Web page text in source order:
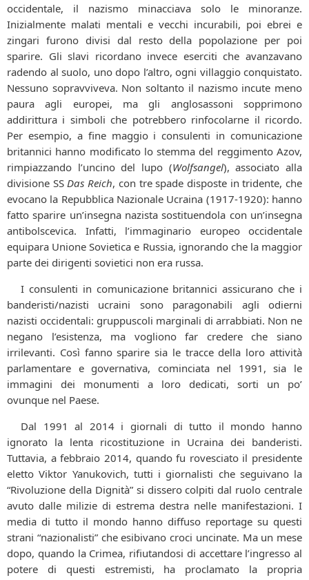
occidentale, il nazismo minacciava solo le minoranze.
Inizialmente malati mentali e vecchi incurabili, poi ebrei e
zingari furono divisi dal resto della popolazione per poi
sparire. Gli slavi ricordano invece eserciti che avanzavano
radendo al suolo, uno dopo l’altro, ogni villaggio conquistato.
Nessuno sopravviveva. Non soltanto il nazismo incute meno
paura agli europei, ma gli anglosassoni sopprimono
addirittura i simboli che potrebbero rinfocolarne il ricordo.
Per esempio, a fine maggio i consulenti in comunicazione
britannici hanno modificato lo stemma del reggimento Azov,
rimpiazzando l’uncino del lupo (Wolfsangel), associato alla
divisione SSDas Reich, con tre spade disposte in tridente, che
evocano la Repubblica Nazionale Ucraina (1917-1920): hanno
fatto sparire un’insegna nazista sostituendola con un’insegna
antibolscevica. Infatti, l’immaginario europeo occidentale
equipara Unione Sovietica e Russia, ignorando che la maggior
parte dei dirigenti sovietici non era russa.
I consulenti in comunicazione britannici assicurano che i
banderisti/nazisti ucraini sono paragonabili agli odierni
nazisti occidentali: gruppuscoli marginali di arrabbiati. Non ne
negano l’esistenza, ma vogliono far credere che siano
irrilevanti. Così fanno sparire sia le tracce della loro attività
parlamentare e governativa, cominciata nel 1991, sia le
immagini dei monumenti a loro dedicati, sorti un po’
ovunque nel Paese.
Dal 1991 al 2014 i giornali di tutto il mondo hanno
ignorato la lenta ricostituzione in Ucraina dei banderisti.
Tuttavia, a febbraio 2014, quando fu rovesciato il presidente
eletto Viktor Yanukovich, tutti i giornalisti che seguivano la
“Rivoluzione della Dignità” si dissero colpiti dal ruolo centrale
avuto dalle milizie di estrema destra nelle manifestazioni. I
media di tutto il mondo hanno diffuso reportage su questi
strani “nazionalisti” che esibivano croci uncinate. Ma un mese
dopo, quando la Crimea, rifiutandosi di accettare l’ingresso al
potere di questi estremisti, ha proclamato la propria